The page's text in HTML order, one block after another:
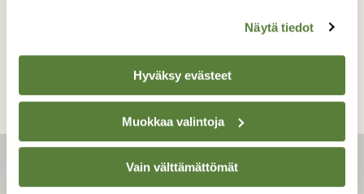
Näytä tiedot
Hyväksy evästeet
Muokkaa valintoja
Vain välttämättömät
TAKAISIN LISTAAN
LEHTI